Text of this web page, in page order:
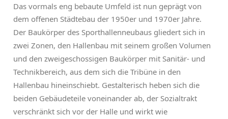
Das vormals eng bebaute Umfeld ist nun geprägt von
dem offenen Städtebau der 1950er und 1970er Jahre.
Der Baukörper des Sporthallenneubaus gliedert sich in
zwei Zonen, den Hallenbau mit seinem großen Volumen
und den zweigeschossigen Baukörper mit Sanitär- und
Technikbereich, aus dem sich die Tribüne in den
Hallenbau hineinschiebt. Gestalterisch heben sich die
beiden Gebäudeteile voneinander ab, der Sozialtrakt
verschränkt sich vor der Halle und wirkt wie